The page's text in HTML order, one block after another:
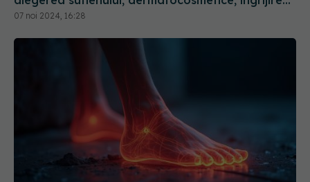
sânului
07 noi 2024, 16:28